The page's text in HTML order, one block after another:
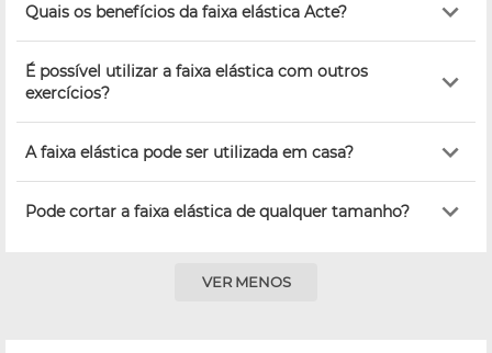
Quais os benefícios da faixa elástica Acte?
É possível utilizar a faixa elástica com outros
exercícios?
A faixa elástica pode ser utilizada em casa?
Pode cortar a faixa elástica de qualquer tamanho?
VER MENOS